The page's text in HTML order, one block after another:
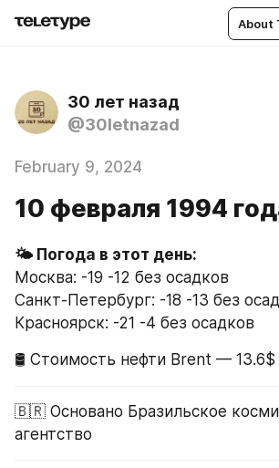
About
30 лет назад
@30letnazad
February 9, 2024
10 февраля 1994
Москва: -19 -12 без осадков
Санкт-Петербург: -18 -13 без
Красноярск: -21 -4 без осадков
🛢 Стоимость нефти Brent —
🇧🇷 Основано Бразильское
агентство